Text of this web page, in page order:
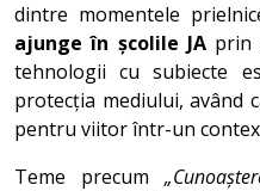
dintre momentele
ajunge în școlile JAprin
tehnologii cu subiecte
protecția mediului, având
pentru viitor într-un
Teme precum